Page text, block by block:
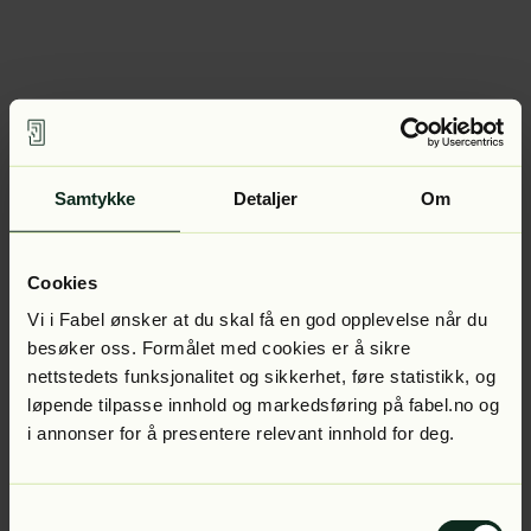
Samtykke Detaljer Om
Cookies
Vi i Fabel ønsker at du skal få en god opplevelse når du
besøker oss. Formålet med cookies er å sikre
nettstedets funksjonalitet og sikkerhet, føre statistikk, og
løpende tilpasse innhold og markedsføring på fabel.no og
i annonser for å presentere relevant innhold for deg.